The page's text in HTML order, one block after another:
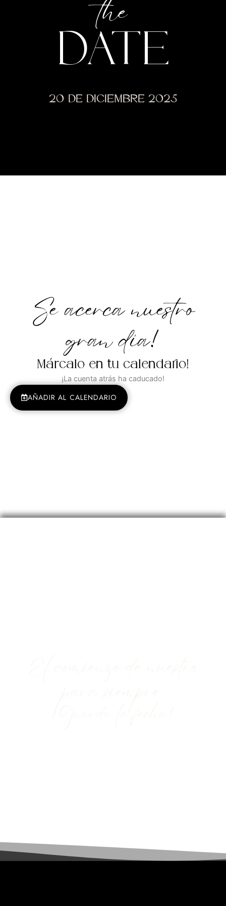
the
DATE
20 DE DICIEMBRE 2025
Se acerca nuestro
gran día!
Márcalo en tu calendario!
¡La cuenta atrás ha caducado!
AÑADIR AL CALENDARIO